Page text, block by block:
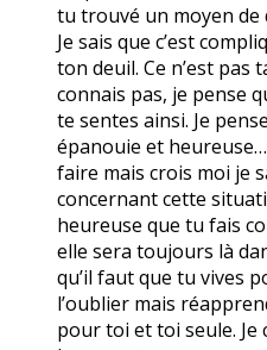
tu trouvé un moyen de
Je sais que c’est
ton deuil. Ce n’est pas
connais pas, je pense
te sentes ainsi. Je
épanouie et
faire mais crois moi je
concernant cette
heureuse que tu fais
elle sera toujours là
qu’il faut que tu vives
l’oublier mais
pour toi et toi seule. Je